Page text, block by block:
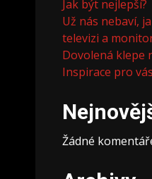
Jak být nejlepší?
Už nás nebaví,
televizi a
Dovolená klepe
Inspirace pro vás
Žádné